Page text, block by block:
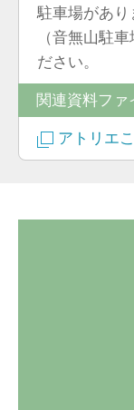
駐車場があ
（音無山駐
ださい。
関連資料ファ
アトリエ